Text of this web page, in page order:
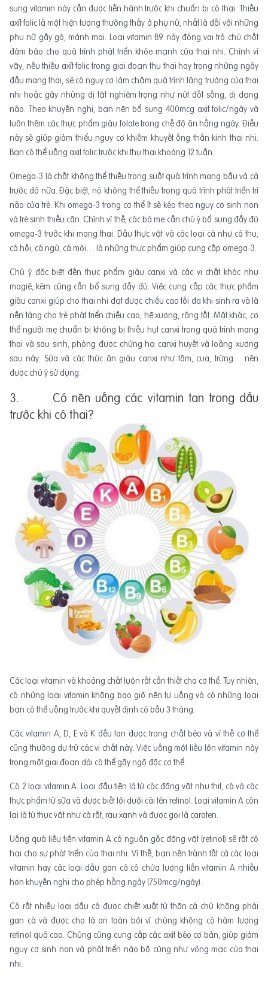
sung vitamin này cần được tiến hành trước khi chuẩn bị có thai. Thiếu
axít folic là một hiện tượng thường thấy ở phụ nữ, nhất là đối với những
phụ nữ gầy gò, mảnh mai. Loại vitamin B9 này đóng vai trò chủ chốt
đảm bảo cho quá trình phát triển khỏe mạnh của thai nhi. Chính vì
vậy, nếu thiếu axít folic trong giai đoạn thụ thai hay trong những ngày
đầu mang thai, sẽ có nguy cơ làm chậm quá trình tăng trưởng của thai
nhi hoặc gây những dị tật nghiêm trọng như nứt đốt sống, dị dạng
não. Theo khuyến nghị, bạn nên bổ sung 400mcg axit folic/ngày và
luôn thêm các thực phẩm giàu folate trong chế độ ăn hằng ngày. Điều
này sẽ giúp giảm thiểu nguy cơ khiếm khuyết ống thần kinh thai nhi.
Bạn có thể uống axit folic trước khi thụ thai khoảng 12 tuần.
Omega-3 là chất không thể thiếu trong suốt quá trình mang bầu và cả
trước đó nữa. Đặc biệt, nó không thể thiếu trong quá trình phát triển trí
não của trẻ. Khi omega-3 trong cơ thể ít sẽ kéo theo nguy cơ sinh non
và trẻ sinh thiếu cân. Chính vì thế, các bà mẹ cần chú ý bổ sung đầy đủ
omega-3 trước khi mang thai. Dầu thực vật và các loại cá như cá thu,
cá hồi, cá ngừ, cá mòi… là những thực phẩm giúp cung cấp omega-3.
Chú ý đặc biệt đến thực phẩm giàu canxi và các vi chất khác như
magiê, kẽm cũng cần bổ sung đầy đủ. Việc cung cấp các thực phẩm
giàu canxi giúp cho thai nhi đạt được chiều cao tối đa khi sinh ra và là
nền tảng cho trẻ phát triển chiều cao, hệ xương, răng tốt. Mặt khác, cơ
thể người mẹ chuẩn bị không bị thiếu hụt canxi trong quá trình mang
thai và sau sinh, phòng được chứng hạ canxi huyết và loãng xương
sau này. Sữa và các thức ăn giàu canxi như tôm, cua, trứng… nên
được chú ý sử dụng.
3. Có nên uống các vitamin tan trong dầu
trước khi có thai?
Các loại vitamin và khoáng chất luôn rất cần thiết cho cơ thể. Tuy nhiên,
có những loại vitamin không bao giờ nên tự uống và có những loại
bạn có thể uống trước khi quyết định có bầu 3 tháng.
Các vitamin A, D, E và K đều tan được trong chất béo và vì thế cơ thể
cũng thường dự trữ các vi chất này. Việc uống một liều lớn vitamin này
trong một giai đoạn dài có thể gây ngộ độc cơ thể.
Có 2 loại vitamin A. Loại đầu tiên là từ các động vật như thịt, cá và các
thực phẩm từ sữa và được biết tới dưới cái tên retinol. Loại vitamin A còn
lại là từ thực vật như cà rốt, rau xanh và được gọi là caroten.
Uống quá liều tiền vitamin A có nguồn gốc động vật (retinol) sẽ rất có
hại cho sự phát triển của thai nhi. Vì thế, bạn nên tránh tất cả các loại
vitamin hay các loại dầu gan cá có chứa lượng tiền vitamin A nhiều
hơn khuyến nghị cho phép hằng ngày (750mcg/ngày)..
Có rất nhiều loại dầu cá được chiết xuất từ thân cá chứ không phải
gan cá và được cho là an toàn bởi vì chúng không có hàm lượng
retinol quá cao. Chúng cũng cung cấp các axit béo cơ bản, giúp giảm
nguy cơ sinh non và phát triển não bộ cũng như võng mạc của thai
nhi.